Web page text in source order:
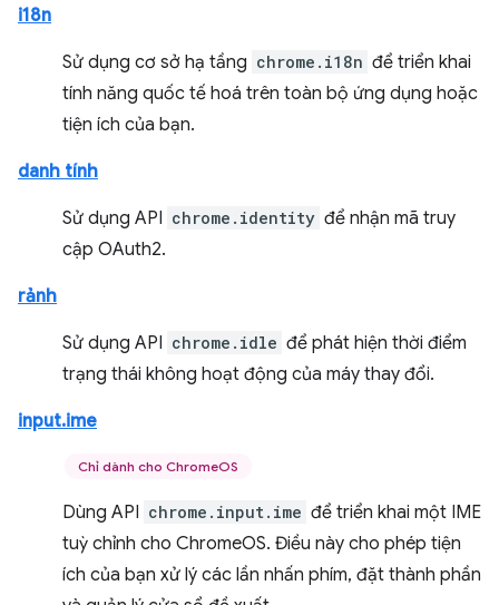
i18n
Sử dụng cơ sở hạ tầng chrome.i18n để triển khai
tính năng quốc tế hoá trên toàn bộ ứng dụng hoặc
tiện ích của bạn.
danh tính
Sử dụng API chrome.identity để nhận mã truy
cập OAuth2.
rảnh
Sử dụng API chrome.idle để phát hiện thời điểm
trạng thái không hoạt động của máy thay đổi.
input.ime
Chỉ dành cho ChromeOS
Dùng API chrome.input.ime để triển khai một IME
tuỳ chỉnh cho ChromeOS. Điều này cho phép tiện
ích của bạn xử lý các lần nhấn phím, đặt thành phần